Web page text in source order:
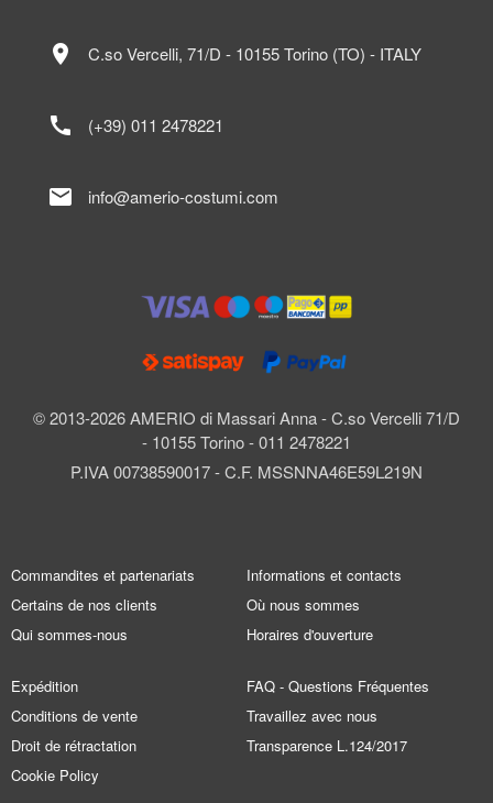
© 2013-2026 AMERIO di Massari Anna - C.so Vercelli 71/D
- 10155 Torino - 011 2478221
P.IVA 00738590017 - C.F. MSSNNA46E59L219N
location_on C.so Vercelli, 71/D - 10155 Torino (TO) - ITALY
call (+39) 011 2478221
mail info@amerio-costumi.com
Commandites et partenariats
Certains de nos clients
Qui sommes-nous
Informations et contacts
Où nous sommes
Horaires d'ouverture
Expédition
Conditions de vente
Droit de rétractation
Cookie Policy
FAQ - Questions Fréquentes
Travaillez avec nous
Transparence L.124/2017